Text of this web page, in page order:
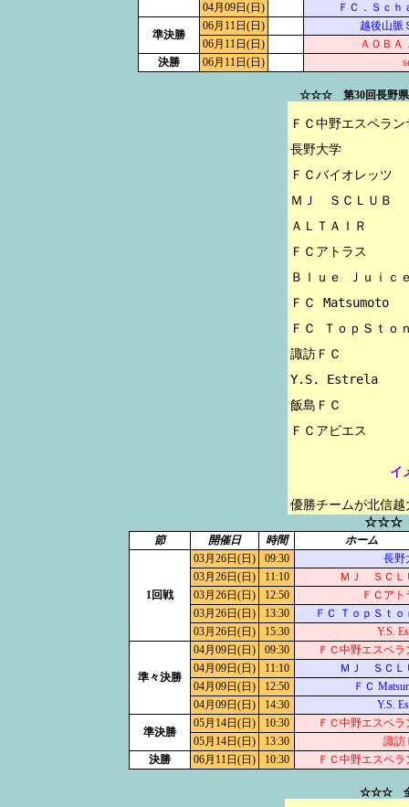
04月09日(日)
ＦＣ．Ｓｃｈ
準決勝
06月11日(日)
越後山脈
06月11日(日)
ＡＯＢＡ
決勝
06月11日(日)
☆☆☆ 第30回長野県
ＦＣ中野エスペラン
長野大学
ＦＣバイオレッツ
ＭＪ　ＳＣＬＵＢ
ＡＬＴＡＩＲ
ＦＣアトラス
Ｂｌｕｅ Ｊｕｉｃ
ＦＣ Matsumoto
ＦＣ ＴｏｐＳｔｏ
諏訪ＦＣ
Y.S. Estrela
飯島ＦＣ
イ
優勝チームが北信越
☆☆☆
節 開催日 時間 ホーム
1回戦
03月26日(日) 09:30
長野
03月26日(日)
11:10
ＭＪ ＳＣＬ
03月26日(日)
12:50
ＦＣアト
03月26日(日)
13:30
ＦＣ ＴｏｐＳｔｏ
03月26日(日)
15:30 Y.S.
準々決勝
04月09日(日) 09:30
ＦＣ中野エスペラ
04月09日(日)
11:10
ＭＪ ＳＣＬ
04月09日(日)
12:50
ＦＣ
04月09日(日)
14:30 Y.S.
準決勝
05月14日(日) 10:30
ＦＣ中野エスペラ
05月14日(日)
13:30
諏訪
決勝
06月11日(日) 10:30 ＦＣ中野エスペラ
☆☆☆ 全